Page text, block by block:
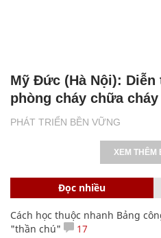
PHÁT TRIỂN BỀN VỮNG
Mỹ Đức (Hà Nội):
phòng cháy chữa
XEM THÊM
Đọc nhiều
Cách học thuộc nhanh Bảng
"thần chú"
17